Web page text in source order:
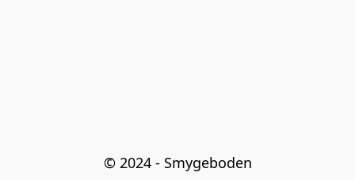
© 2024 - Smygeboden